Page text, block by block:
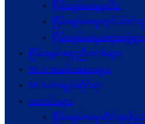
ငြိမ်းချမ်းရေးမူဝါဒ
ငြိမ်းချမ်းရေးတွင်ပါဝ
ငြိမ်းချမ်းရေးအစုအဖွဲ့မ
ငြိမ်းချမ်းရေးညီလာခံများ
NCA အခမ်းအနားများ
NCA စာချုပ်ဆိုင်ရာ
သတင်းများ
ငြိမ်းချမ်းရေးဆိုင်ရာ(ပ